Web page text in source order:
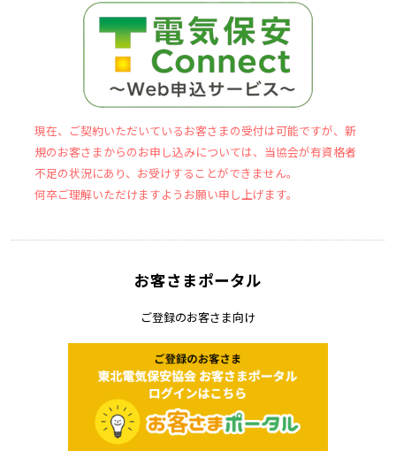
現在、ご契約いただいているお客さまの受付は可能ですが、新
規のお客さまからのお申し込みについては、当協会が有資格者
不足の状況にあり、お受けすることができません。
何卒ご理解いただけますようお願い申し上げます。
お客さまポータル
ご登録のお客さま向け